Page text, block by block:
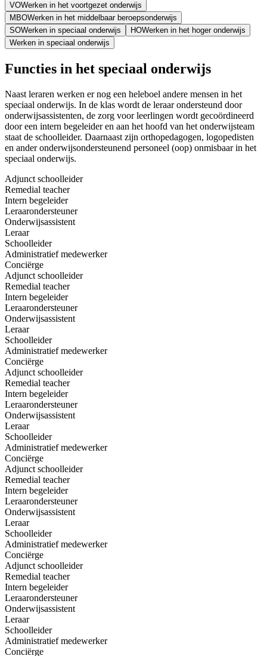
VOWerken in het voortgezet onderwijs
MBOWerken in het middelbaar beroepsonderwijs
SOWerken in speciaal onderwijs HOWerken in het hoger onderwijs
Werken in speciaal onderwijs
Functies in het speciaal onderwijs
Naast leraren werken er nog een heleboel andere mensen in het
speciaal onderwijs. In de klas wordt de leraar ondersteund door
onderwijsassistenten, de zorg voor leerlingen wordt gecoördineerd
door een intern begeleider en aan het hoofd van het onderwijsteam
staat de schoolleider. Daarnaast zijn orthopedagogen, logopedisten
en ander onderwijsondersteunend personeel (oop) onmisbaar in het
speciaal onderwijs.
Adjunct schoolleider
Remedial teacher
Intern begeleider
Leraarondersteuner
Onderwijsassistent
Leraar
Schoolleider
Administratief medewerker
Conciërge
Adjunct schoolleider
Remedial teacher
Intern begeleider
Leraarondersteuner
Onderwijsassistent
Leraar
Schoolleider
Administratief medewerker
Conciërge
Adjunct schoolleider
Remedial teacher
Intern begeleider
Leraarondersteuner
Onderwijsassistent
Leraar
Schoolleider
Administratief medewerker
Conciërge
Adjunct schoolleider
Remedial teacher
Intern begeleider
Leraarondersteuner
Onderwijsassistent
Leraar
Schoolleider
Administratief medewerker
Conciërge
Adjunct schoolleider
Remedial teacher
Intern begeleider
Leraarondersteuner
Onderwijsassistent
Leraar
Schoolleider
Administratief medewerker
Conciërge